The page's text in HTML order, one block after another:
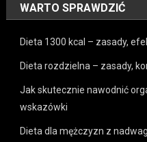
WARTO SPRAWDZIĆ
Dieta 1300 kcal – zasady,
Dieta rozdzielna – zasady,
Jak skutecznie nawodnić
wskazówki
Dieta dla mężczyzn z